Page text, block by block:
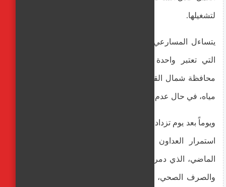
لتشغيلها.
يتساءل المسارعي وغيره من العاملين داخل هذه المحطة،
التي تعتبر واحدة من بين المحطات القليلة العاملة في
محافظة شمال القطاع، عن أوضاع السكان والنازحين بدون
مياه، في حال عدم توفر الوقود.
ويوماً بعد يوم تزداد حدة أزمة المياه في شمال قطاع غزة، مع
الماضي، الذي دمر البنى التحتية في القطاع وشبكات المياه
والصرف الصحي، وعددا من محطات التحلية العاملة، فضلا